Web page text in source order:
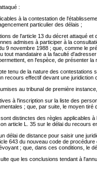
:
à la contestation de
particulier des délais ;
de l'article 13 du décret attaqué
admises à participer à la
9 novembre 1988 ; que, comme le
tout mandataire a la faculté
en l'espèce, de présenter
tenu de la nature des
recours effectif devant une juridiction
au tribunal de première
à l'inscription sur la liste des
; que, par suite, le moyen
distinctes des règles applicables
article L. 35 sur le délai du recours
délai de distance pour saisir une
643 du nouveau code de
; que, dans ces conditions, le
que les conclusions tendant à